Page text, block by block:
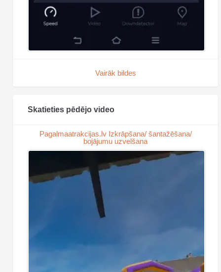
Vairāk bildes
Skatieties pēdējo video
Pagalmaatrakcijas.lv Izkrāpšana/ šantažēšana/
bojājumu uzvelšana